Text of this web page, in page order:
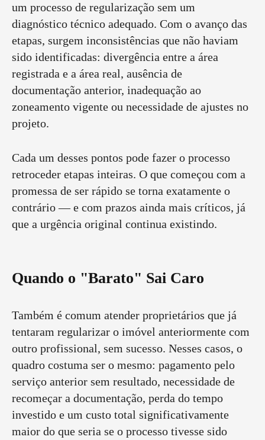
um processo de regularização sem um
diagnóstico técnico adequado. Com o avanço das
etapas, surgem inconsistências que não haviam
sido identificadas: divergência entre a área
registrada e a área real, ausência de
documentação anterior, inadequação ao
zoneamento vigente ou necessidade de ajustes no
projeto.
Cada um desses pontos pode fazer o processo
retroceder etapas inteiras. O que começou com a
promessa de ser rápido se torna exatamente o
contrário — e com prazos ainda mais críticos, já
que a urgência original continua existindo.
Quando o "Barato" Sai Caro
Também é comum atender proprietários que já
tentaram regularizar o imóvel anteriormente com
outro profissional, sem sucesso. Nesses casos, o
quadro costuma ser o mesmo: pagamento pelo
serviço anterior sem resultado, necessidade de
recomeçar a documentação, perda do tempo
investido e um custo total significativamente
maior do que seria se o processo tivesse sido